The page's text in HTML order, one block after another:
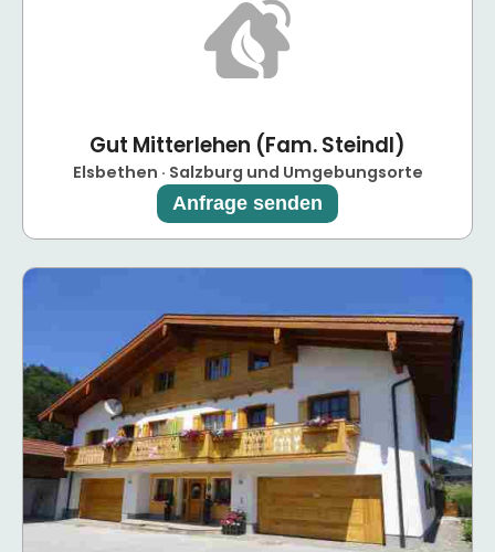
Gut Mitterlehen (Fam. Steindl)
Elsbethen · Salzburg und Umgebungsorte
Anfrage senden